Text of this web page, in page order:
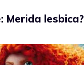
Merida lesbica?